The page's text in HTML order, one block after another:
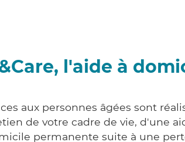
l'aide à
aux personnes âgées sont
de votre cadre de vie, d'une
permanente suite à une